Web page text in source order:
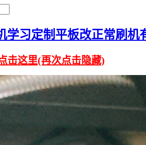
学习定制平板改正常刷机
击这里(再次点击隐藏)